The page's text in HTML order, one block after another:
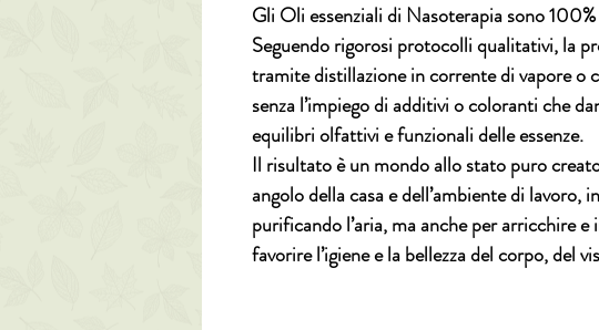
Gli Oli essenziali di Nasoterapia sono
Seguendo rigorosi protocolli qualitativi, la
tramite distillazione in corrente di vapore o
senza l’impiego di additivi o coloranti che
equilibri olfattivi e funzionali delle essenze.
Il risultato è un mondo allo stato puro
angolo della casa e dell’ambiente di lavoro,
purificando l’aria, ma anche per arricchire
favorire l’igiene e la bellezza del corpo, del